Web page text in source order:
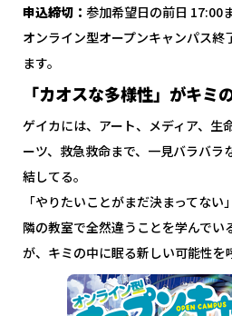
申込締切： 参加希望日の前日 17:00
オンライン型オープンキャンパス終
ます。
「カオスな多様性」がキミ
ゲイカには、アート、メディア、生
ーツ、救急救命まで、一見バラバラ
結してる。
「やりたいことがまだ決まってない
隣の教室で全然違うことを学んでい
が、キミの中に眠る新しい可能性を